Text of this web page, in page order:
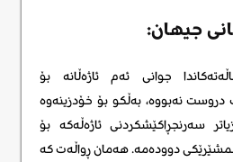
جیهان:
جوانی ئەم ئاژەڵانە بۆ
نەبووە، بەڵکو بۆ خۆدزینەوە
سەرنجڕاکێشکردنی ئاژەڵەکە بۆ
دوودەمە. هەمان ڕواڵەت کە